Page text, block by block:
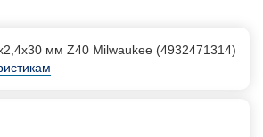
мм Z40 Milwaukee (4932471314)